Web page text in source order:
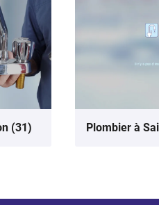
(31) Plombier à